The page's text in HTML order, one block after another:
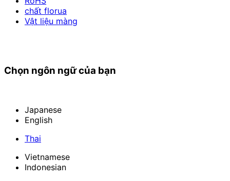
chất florua
Vật liệu màng
Chọn ngôn ngữ của bạn
Japanese
English
Thai
Vietnamese
Indonesian